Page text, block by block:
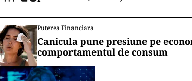
canalul de WhatsApp
INTERNAȚIONAL
lumea musulmană